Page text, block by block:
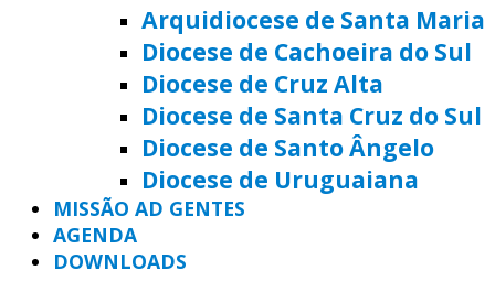
Arquidiocese de Santa Maria
Diocese de Cachoeira do Sul
Diocese de Cruz Alta
Diocese de Santa Cruz do Sul
Diocese de Santo Ângelo
Diocese de Uruguaiana
MISSÃO AD GENTES
AGENDA
DOWNLOADS